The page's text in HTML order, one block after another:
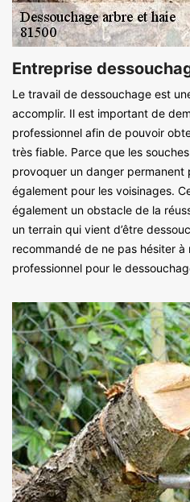
Entreprise
Le travail de dessouchage est
accomplir. Il est important de
professionnel afin de pouvoir
très fiable. Parce que les
provoquer un danger permanent
également pour les voisinages.
également un obstacle de la
un terrain qui vient d’être
recommandé de ne pas hésiter
professionnel pour le